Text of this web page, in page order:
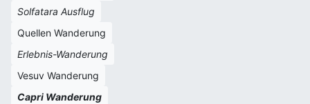
Solfatara Ausflug
Quellen Wanderung
Erlebnis-Wanderung
Vesuv Wanderung
Capri Wanderung